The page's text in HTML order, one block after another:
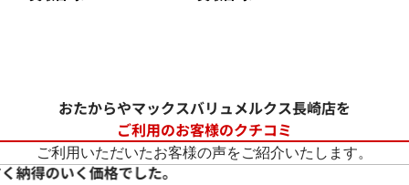
おたからやマックスバリュメルクス長崎店を
ご利用のお客様のクチコミ
ご利用いただいたお客様の声をご紹介いたします。
得のいく価格でした。